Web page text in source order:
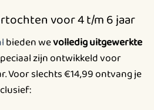
voor 4 t/m 6 jaar
bieden wevolledig uitgewerkte
zijn ontwikkeld voor
Voor slechts €14,99 ontvang je